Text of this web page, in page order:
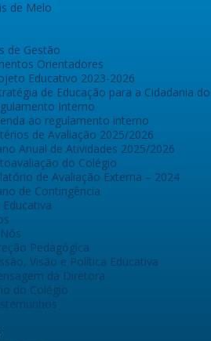
de Gestão
Orientadores
Educativo 2023-2026
de Educação para a Cidadania
Interno
ao regulamento interno
de Avaliação 2025/2026
Anual de Atividades 2025/2026
do Colégio
de Avaliação Externa – 2024
de Contingência
Pedagógica
Visão e Política Educativa
da Diretora
do Colégio